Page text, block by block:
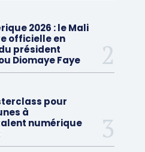
2026 : le Mali
officielle en
président
Diomaye Faye
pour
à
numérique